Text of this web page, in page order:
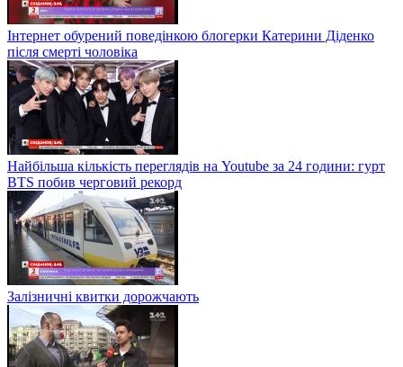
Інтернет обурений поведінкою блогерки Катерини Діденко
після смерті чоловіка
Найбільша кількість переглядів на Youtube за 24 години: гурт
BTS побив черговий рекорд
Залізничні квитки дорожчають